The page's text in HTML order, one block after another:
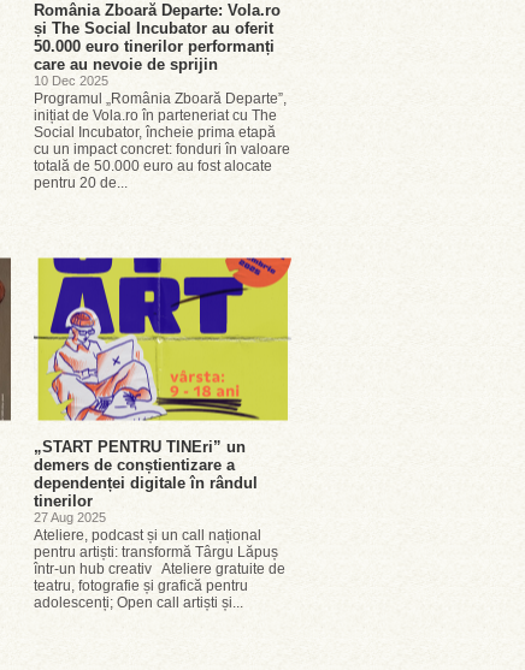
România Zboară Departe: Vola.ro
și The Social Incubator au oferit
50.000 euro tinerilor performanți
care au nevoie de sprijin
10 Dec 2025
Programul „România Zboară Departe”,
inițiat de Vola.ro în parteneriat cu The
Social Incubator, încheie prima etapă
cu un impact concret: fonduri în valoare
totală de 50.000 euro au fost alocate
pentru 20 de...
„START PENTRU TINEri” un
demers de conștientizare a
dependenței digitale în rândul
tinerilor
27 Aug 2025
Ateliere, podcast și un call național
pentru artiști: transformă Târgu Lăpuș
într-un hub creativ Ateliere gratuite de
teatru, fotografie și grafică pentru
adolescenți; Open call artiști și...